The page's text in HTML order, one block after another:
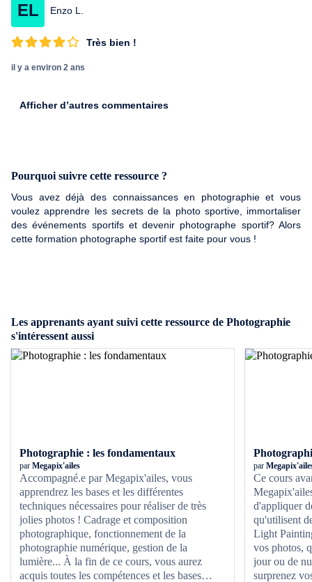
EL Enzo L.
Très bien !
il y a environ 2 ans
Afficher d’autres commentaires
Pourquoi suivre cette ressource ?
Vous avez déjà des connaissances en photographie et vous
voulez apprendre les secrets de la photo sportive, immortaliser
des événements sportifs et devenir photographe sportif? Alors
cette formation photographe sportif est faite pour vous !
Les apprenants ayant suivi cette ressource de Photographie
s'intéressent aussi
Photographie : les fondamentaux
par Megapix'ailes
Accompagné.e par Megapix'ailes, vous
apprendrez les bases et les différentes
techniques nécessaires pour réaliser de très
jolies photos ! Cadrage et composition
photographique, fonctionnement de la
photographie numérique, gestion de la
lumière... À la fin de ce cours, vous aurez
acquis toutes les compétences et les bases
par
Ce cours
d'appliquer
qu'utilisent
Light
vos photos,
jour ou de
surprenez